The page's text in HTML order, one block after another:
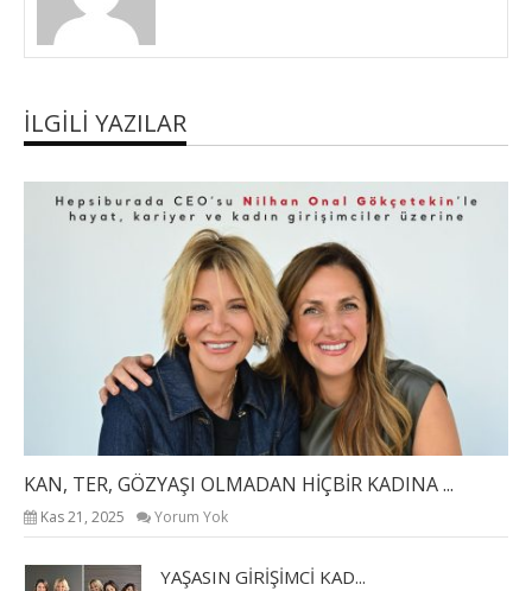
İLGILI YAZILAR
KAN, TER, GÖZYAŞI OLMADAN HİÇBİR KADINA ...
Kas 21, 2025 Yorum Yok
YAŞASIN GİRİŞİMCİ KAD...